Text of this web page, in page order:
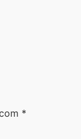
*